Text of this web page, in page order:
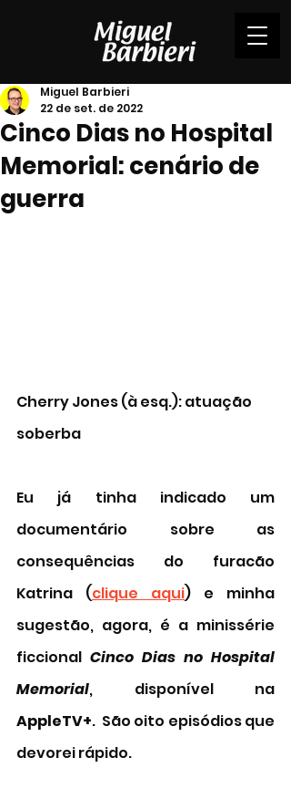
Cinco Dias no Hospital
Memorial: cenário de
guerra
Miguel Barbieri
22 de set. de 2022
Cherry Jones (à esq.): atuação
soberba
Eu já tinha indicado um
documentário sobre as
consequências do furacão
Katrina (clique aqui) e minha
sugestão, agora, é a minissérie
ficcional Cinco Dias no Hospital
Memorial
AppleTV+.  São oito episódios que
devorei rápido.